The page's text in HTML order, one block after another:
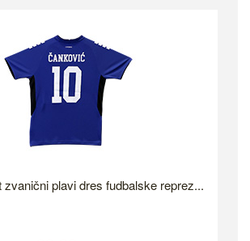
zvanični plavi dres fudbalske reprez...